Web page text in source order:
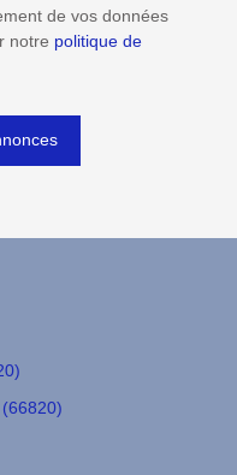
de vos données
notre politique de